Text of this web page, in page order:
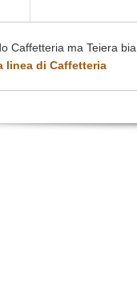
Caffetteria ma Teiera
linea di Caffetteria